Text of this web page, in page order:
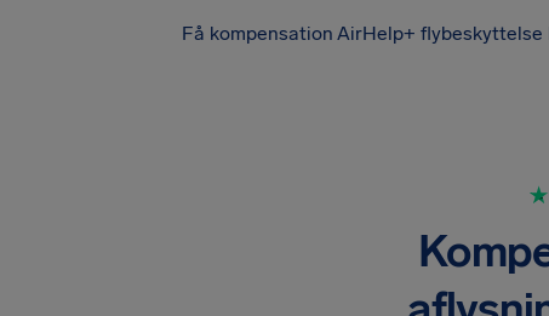
Få kompensation AirHelp+ flybeskyttelse